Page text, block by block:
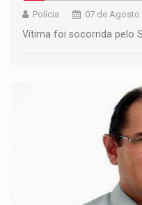
Polícia 07 de Agosto
Vítima foi socorrida pelo